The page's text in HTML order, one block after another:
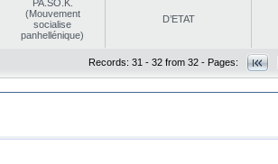
PA.SO.K.
(Mouvement
socialise
panhellénique)
D’ETAT
Records: 31 - 32 from 32 - Pages: